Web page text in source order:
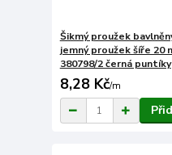
Šikmý proužek
jemný proužek šíře 20
380798/2 černá puntíky
8,28 Kč/m